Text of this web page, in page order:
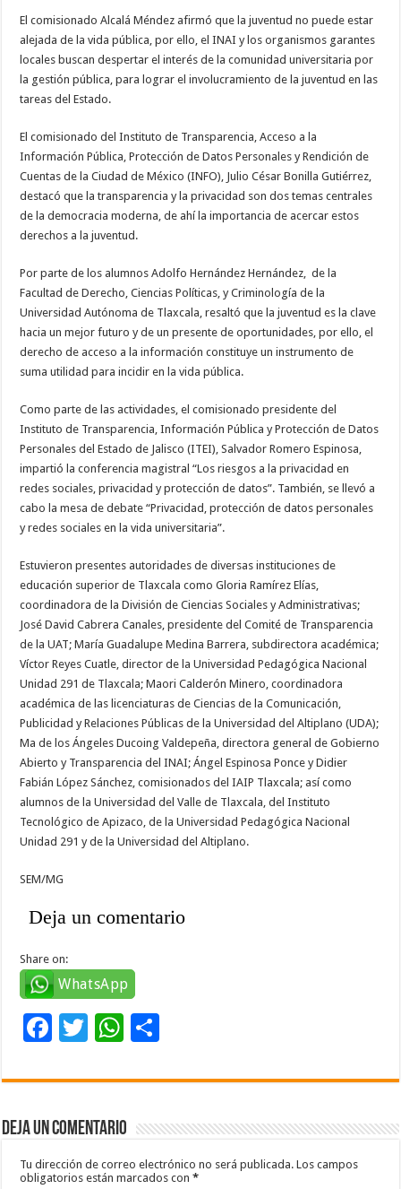
El comisionado Alcalá Méndez afirmó que la juventud no puede estar
alejada de la vida pública, por ello, el INAI y los organismos garantes
locales buscan despertar el interés de la comunidad universitaria por
la gestión pública, para lograr el involucramiento de la juventud en las
tareas del Estado.
El comisionado del Instituto de Transparencia, Acceso a la
Información Pública, Protección de Datos Personales y Rendición de
Cuentas de la Ciudad de México (INFO), Julio César Bonilla Gutiérrez,
destacó que la transparencia y la privacidad son dos temas centrales
de la democracia moderna, de ahí la importancia de acercar estos
derechos a la juventud.
Por parte de los alumnos Adolfo Hernández Hernández, de la
Facultad de Derecho, Ciencias Políticas, y Criminología de la
Universidad Autónoma de Tlaxcala, resaltó que la juventud es la clave
hacia un mejor futuro y de un presente de oportunidades, por ello, el
derecho de acceso a la información constituye un instrumento de
suma utilidad para incidir en la vida pública.
Como parte de las actividades, el comisionado presidente del
Instituto de Transparencia, Información Pública y Protección de Datos
Personales del Estado de Jalisco (ITEI), Salvador Romero Espinosa,
impartió la conferencia magistral “Los riesgos a la privacidad en
redes sociales, privacidad y protección de datos”. También, se llevó a
cabo la mesa de debate “Privacidad, protección de datos personales
y redes sociales en la vida universitaria”.
Estuvieron presentes autoridades de diversas instituciones de
educación superior de Tlaxcala como Gloria Ramírez Elías,
coordinadora de la División de Ciencias Sociales y Administrativas;
José David Cabrera Canales, presidente del Comité de Transparencia
de la UAT; María Guadalupe Medina Barrera, subdirectora académica;
Víctor Reyes Cuatle, director de la Universidad Pedagógica Nacional
Unidad 291 de Tlaxcala; Maori Calderón Minero, coordinadora
académica de las licenciaturas de Ciencias de la Comunicación,
Publicidad y Relaciones Públicas de la Universidad del Altiplano (UDA);
Ma de los Ángeles Ducoing Valdepeña, directora general de Gobierno
Abierto y Transparencia del INAI; Ángel Espinosa Ponce y Didier
Fabián López Sánchez, comisionados del IAIP Tlaxcala; así como
alumnos de la Universidad del Valle de Tlaxcala, del Instituto
Tecnológico de Apizaco, de la Universidad Pedagógica Nacional
Unidad 291 y de la Universidad del Altiplano.
SEM/MG
Deja un comentario
Share on:
WhatsApp
F
e
b
o
o
T
tt
er
W
at
sA
p
p
m
ar
ti
Deja un comentario
Tu dirección de correo electrónico no será publicada. Los campos
obligatorios están marcados con*